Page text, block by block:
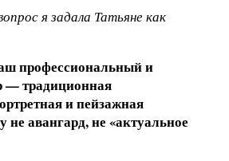
я задала Татьяне как
профессиональный и
— традиционная
и пейзажная
авангард, не «актуальное